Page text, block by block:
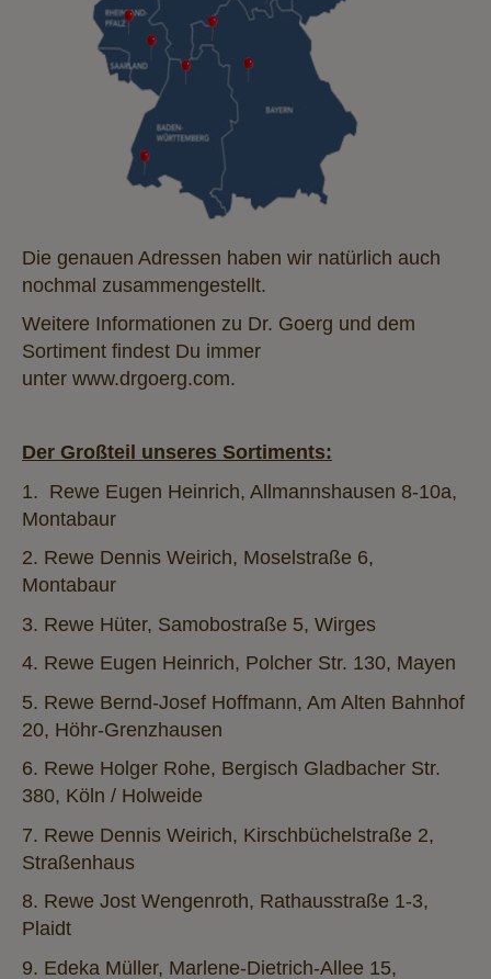
Die genauen Adressen haben wir natürlich auch
nochmal zusammengestellt.
Weitere Informationen zu Dr. Goerg und dem
Sortiment findest Du immer
unter www.drgoerg.com.
Der Großteil unseres Sortiments:
1. Rewe Eugen Heinrich, Allmannshausen 8-10a,
Montabaur
2. Rewe Dennis Weirich, Moselstraße 6,
Montabaur
3. Rewe Hüter, Samobostraße 5, Wirges
4. Rewe Eugen Heinrich, Polcher Str. 130, Mayen
5. Rewe Bernd-Josef Hoffmann, Am Alten Bahnhof
20, Höhr-Grenzhausen
6. Rewe Holger Rohe, Bergisch Gladbacher Str.
380, Köln / Holweide
7. Rewe Dennis Weirich, Kirschbüchelstraße 2,
Straßenhaus
8. Rewe Jost Wengenroth, Rathausstraße 1-3,
Plaidt
9. Edeka Müller, Marlene-Dietrich-Allee 15,